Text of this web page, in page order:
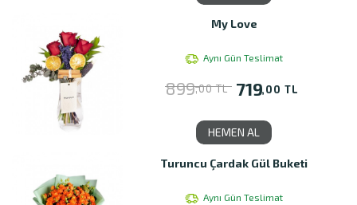
My Love
Aynı Gün Teslimat
899,00 TL 719,00 TL
HEMEN AL
Turuncu Çardak Gül Buketi
Aynı Gün Teslimat